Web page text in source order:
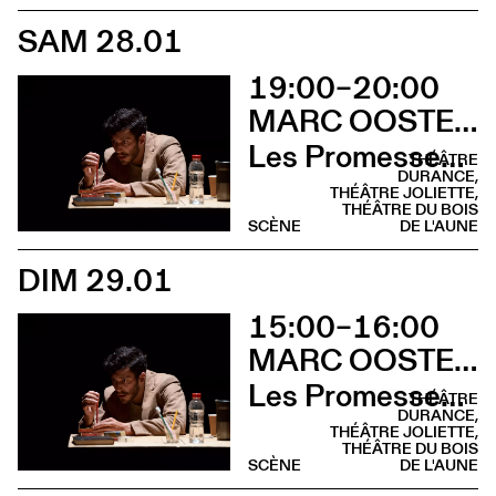
SAM 28.01
19:00–20:00
MARC OOSTERHOFF
Les Promesses de l’incertitude
THÉÂTRE
DURANCE,
THÉÂTRE JOLIETTE,
THÉÂTRE DU BOIS
DE L'AUNE
SCÈNE
DIM 29.01
15:00–16:00
MARC OOSTERHOFF
Les Promesses de l’incertitude
THÉÂTRE
DURANCE,
THÉÂTRE JOLIETTE,
THÉÂTRE DU BOIS
DE L'AUNE
SCÈNE